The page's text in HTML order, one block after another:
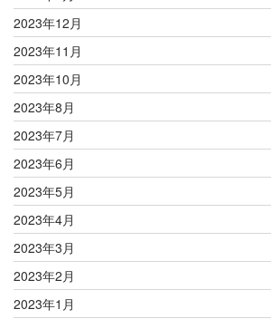
2023年12月
2023年11月
2023年10月
2023年8月
2023年7月
2023年6月
2023年5月
2023年4月
2023年3月
2023年2月
2023年1月